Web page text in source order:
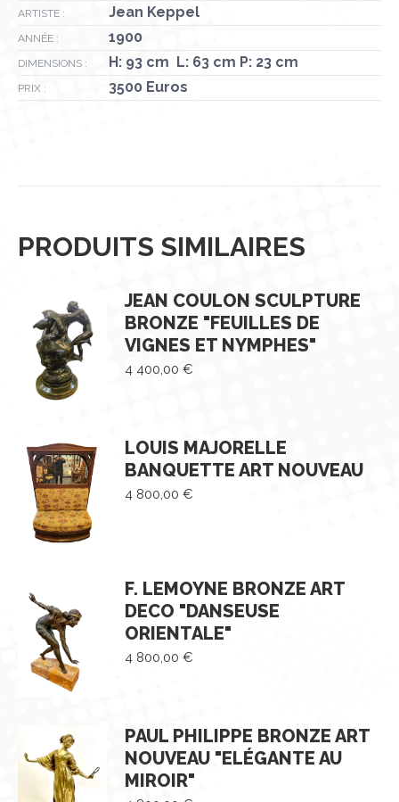
ARTISTE : Jean Keppel
ANNÉE : 1900
DIMENSIONS : H: 93 cm L: 63 cm P: 23 cm
PRIX : 3500 Euros
PRODUITS SIMILAIRES
JEAN COULON SCULPTURE
BRONZE "FEUILLES DE
VIGNES ET NYMPHES"
4 400,00 €
LOUIS MAJORELLE
BANQUETTE ART NOUVEAU
4 800,00 €
F. LEMOYNE BRONZE ART
DECO "DANSEUSE
ORIENTALE"
4 800,00 €
PAUL PHILIPPE BRONZE ART
NOUVEAU "ELÉGANTE AU
MIROIR"